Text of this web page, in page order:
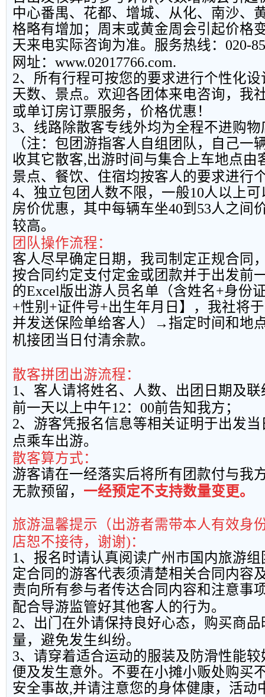
中心番禺、花都、增城、从化、南沙、
格略有增加；周末或黄金周会引起价格
天来电实际咨询为准。服务热线： 020-
网址： www.02017766.com.
2、所有行程可按您的要求进行个性化
天数、景点。欢迎各团体来电咨询，我
或单订房订票服务，价格优惠！
3、线路除散客专线外均为全程不进购
（注：包团游指客人自组团队，自己一
收其它散客,出游时间与集合上车地点由
景点、餐饮、住宿均按客人的要求进行
4、独立包团人数不限，一般10人以上
房价优惠，其中每辆车坐40到 53人之间
较高。
团队操作流程：
客人尽早确定日期，我司制定正规合同
按合同约定支付定金或团款并于出发前
的Excel版出游人员名单（含姓名+身份
+性别 +证件号+出生年月日】，我社将
并发送保险单给客人）→指定时间和地
机接团当日付清余款。
散客拼团出游流程：
1、客人请将姓名、人数、出团日期及
前一天以上中午12： 00前告知我方；
2、游客凭报名信息等相关证明于出发
点乘车出游。
散客算方式：
游客请在一经落实后将所有团款付与我
无款预留， 一经预定不支持数量变更。
旅游温馨提示（出游者需带本人有效身
店恕不接待，谢谢)：
1、报名时请认真阅读广州市国内旅游
定合同的游客代表须清楚相关合同内容
责向所有参与者传达合同内容和注意事
配合导游监管好其他客人的行为。
2、出门在外请保持良好心态，购买商
量，避免发生纠纷。
3、请穿着适合运动的服装及防滑性能
便及发生意外。不要在小摊小贩处购买
安全事故,并请注意您的身体健康，活动